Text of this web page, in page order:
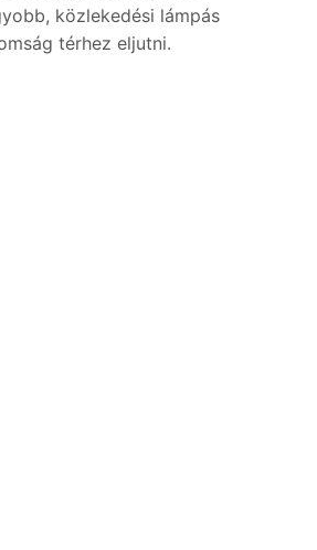
közlekedési lámpás
térhez eljutni.